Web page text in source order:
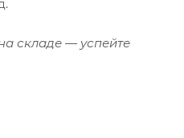
складе — успейте